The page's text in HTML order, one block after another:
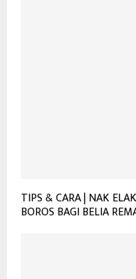
TIPS & CARA | NAK
BOROS BAGI BELIA